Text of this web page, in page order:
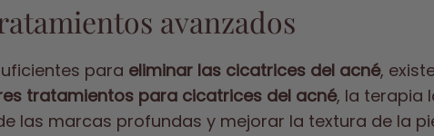
avanzados
para eliminar las cicatrices del acné,
tratamientos para cicatrices del acné, la terapia
las marcas profundas y mejorar la textura de la